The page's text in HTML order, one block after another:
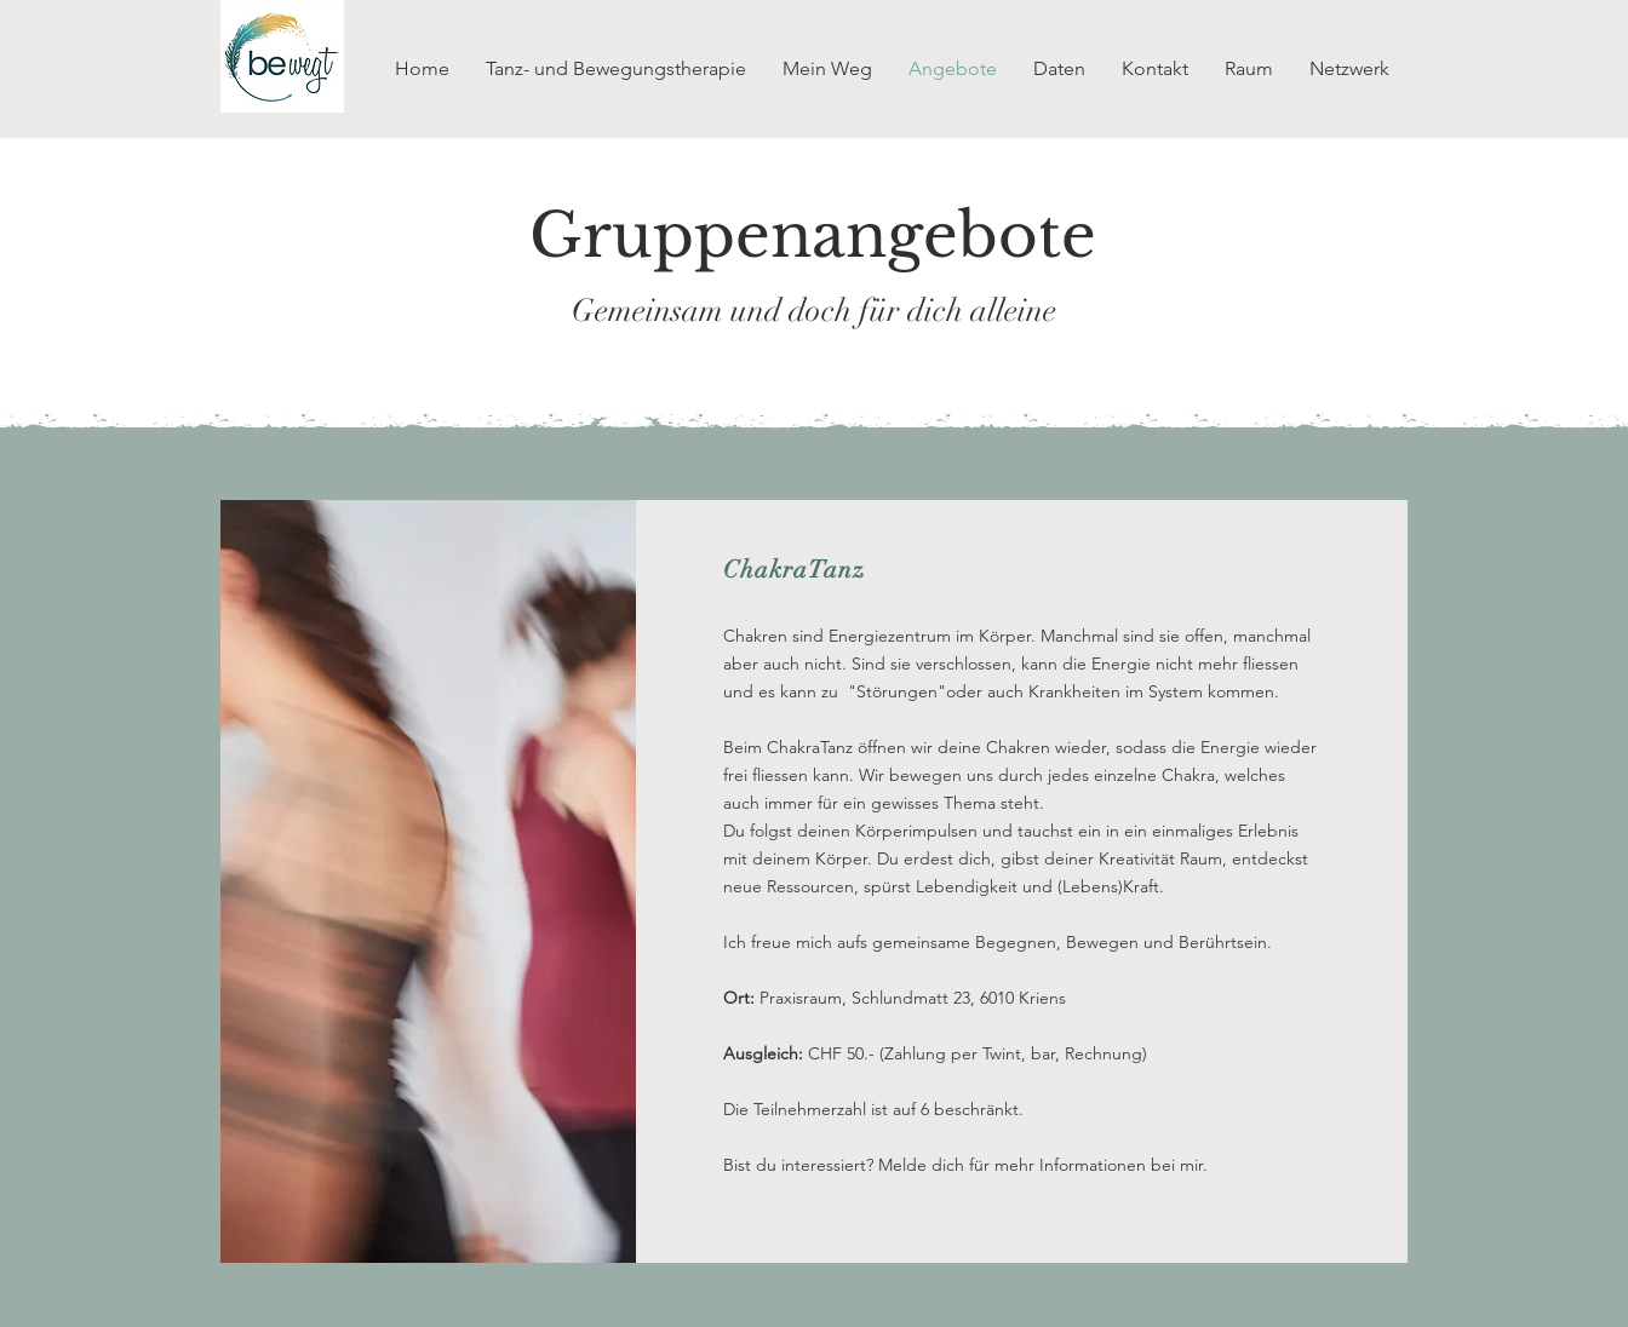
Home Tanz- und Bewegungstherapie Mein Weg Angebote Daten Kontakt Raum Netzwerk
Gemeinsam und doch für dich alleine
Gruppenangebote
ChakraTanz
Chakren sind Energiezentrum im Körper. Manchmal sind sie offen, manchmal
aber auch nicht. Sind sie verschlossen, kann die Energie nicht mehr fliessen
und es kann zu "Störungen"oder auch Krankheiten im System kommen.
Beim ChakraTanz öffnen wir deine Chakren wieder, sodass die Energie wieder
frei fliessen kann. Wir bewegen uns durch jedes einzelne Chakra, welches
auch immer für ein gewisses Thema steht.
Du folgst deinen Körperimpulsen und tauchst ein in ein einmaliges Erlebnis
mit deinem Körper. Du erdest dich, gibst deiner Kreativität Raum, entdeckst
neue Ressourcen, spürst Lebendigkeit und (Lebens)Kraft.
Ich freue mich aufs gemeinsame Begegnen, Bewegen und Berührtsein.
Ort: Praxisraum, Schlundmatt 23, 6010 Kriens
Ausgleich: CHF 50.- (Zahlung per Twint, bar, Rechnung)
Die Teilnehmerzahl ist auf 6 beschränkt.
Bist du interessiert? Melde dich für mehr Informationen bei mir.